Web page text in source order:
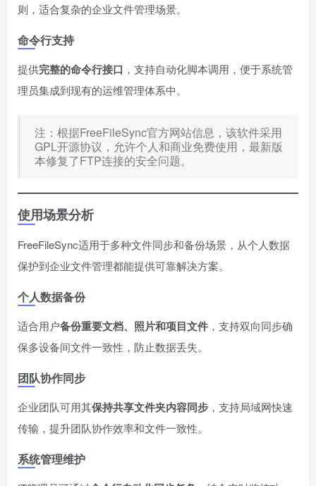
则，适合复杂的企业文件管理场景。
命令行支持
提供​​完整的命令行接口​ ​，支持自动化脚本调用，便于系统管
理员集成到现有的运维管理体系中。
注：根据FreeFileSync官方网站信息，该软件采用
GPL开源协议，允许个人和商业免费使用，最新版
本修复了FTP连接的安全问题。
使用场景分析
FreeFileSync适用于多种文件同步和备份场景，从个人数据
保护到企业文件管理都能提供可靠解决方案。
个人数据备份
适合用户​​备份重要文档、照片和项目文件​ ​，支持双向同步确
保多设备间文件一致性，防止数据丢失。
团队协作同步
企业团队可用其​​保持共享文件夹内容同步​ ​，支持局域网快速
传输，提升团队协作效率和文件一致性。
系统管理维护